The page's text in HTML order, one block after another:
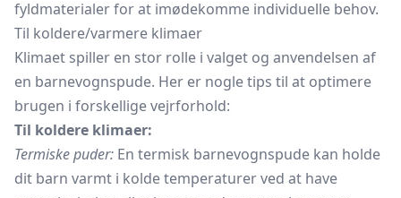
fyldmaterialer for at imødekomme individuelle behov.
Til koldere/varmere klimaer
Klimaet spiller en stor rolle i valget og anvendelsen af
en barnevognspude. Her er nogle tips til at optimere
brugen i forskellige vejrforhold:
Til koldere klimaer:
Termiske puder: En termisk barnevognspude kan holde
dit barn varmt i kolde temperaturer ved at have